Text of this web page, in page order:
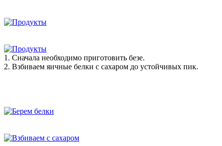
1. Сначала необходимо приготовить безе.
2. Взбиваем яичные белки с сахаром до устойчивых пик.